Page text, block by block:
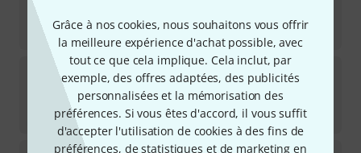
Grâce à nos cookies, nous souhaitons vous offrir
la meilleure expérience d'achat possible, avec
tout ce que cela implique. Cela inclut, par
exemple, des offres adaptées, des publicités
personnalisées et la mémorisation des
préférences. Si vous êtes d'accord, il vous suffit
d'accepter l'utilisation de cookies à des fins de
préférences, de statistiques et de marketing en
Disponible immédiatement
16,90€
DaddarioXSABR1253-3P
Disponible immédiatement
49€